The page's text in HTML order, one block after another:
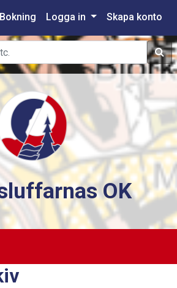
Bokning Logga in Skapa konto
Sök
OK